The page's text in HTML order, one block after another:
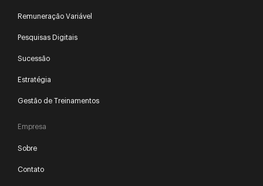
Remuneração Variável
Pesquisas Digitais
Sucessão
Estratégia
Gestão de Treinamentos
Empresa
Sobre
Contato